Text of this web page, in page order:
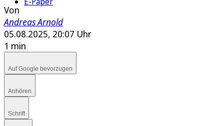
Von
Andreas Arnold
05.08.2025, 20:07 Uhr
1 min
Auf Google bevorzugen
Anhören
Schrift